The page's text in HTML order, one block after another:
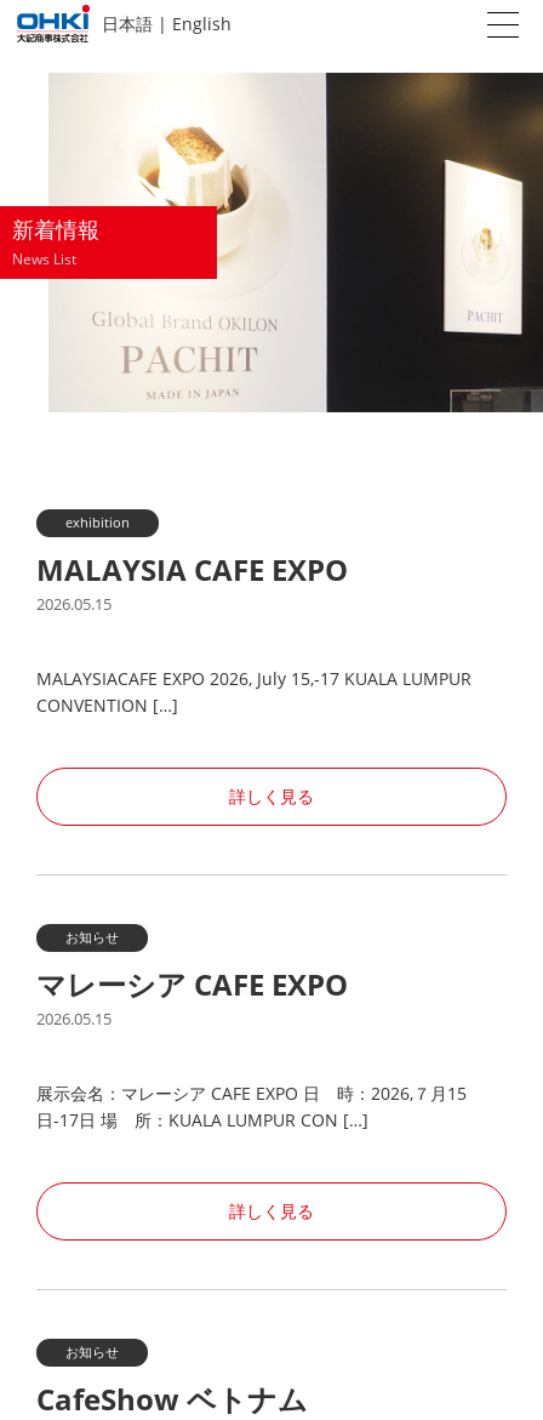
日本語 | English
新着情報
News List
exhibition
MALAYSIA CAFE EXPO
2026.05.15
MALAYSIACAFE EXPO 2026, July 15,-17 KUALA LUMPUR
CONVENTION […]
詳しく見る
お知らせ
マレーシア CAFE EXPO
2026.05.15
展示会名：マレーシア CAFE EXPO 日 時：2026,７月15
日-17日 場 所：KUALA LUMPUR CON […]
詳しく見る
お知らせ
CafeShow ベトナム